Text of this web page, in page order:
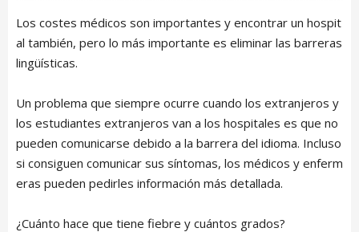
Los costes médicos son importantes y encontrar un hospit
al también, pero lo más importante es eliminar las barreras
lingüísticas.
Un problema que siempre ocurre cuando los extranjeros y
los estudiantes extranjeros van a los hospitales es que no
pueden comunicarse debido a la barrera del idioma. Incluso
si consiguen comunicar sus síntomas, los médicos y enferm
eras pueden pedirles información más detallada.
¿Cuánto hace que tiene fiebre y cuántos grados?
English
中文简体
Español
Indonesian
Português
LIVING